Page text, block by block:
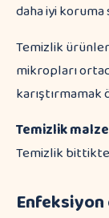
daha iyi koruma
Temizlik
mikropları
karıştırmamak
Temizlik
Temizlik